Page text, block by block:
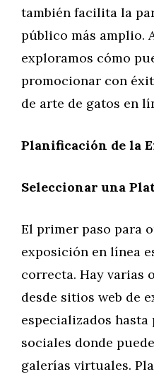
también facilita la
público más amplio.
exploramos cómo
promocionar con
de arte de gatos en
Planificación de la
Seleccionar una
El primer paso para
exposición en línea
correcta. Hay varias
desde sitios web de
especializados
sociales donde
galerías virtuales.